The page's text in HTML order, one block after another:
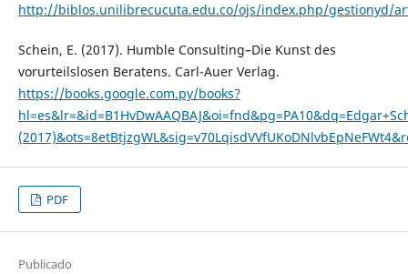
http://biblos.unilibrecucuta.edu.co/ojs/index.php/gestionyd/
Schein, E. (2017). Humble Consulting–Die Kunst des
vorurteilslosen Beratens. Carl-Auer Verlag.
https://books.google.com.py/books?
PDF
Publicado